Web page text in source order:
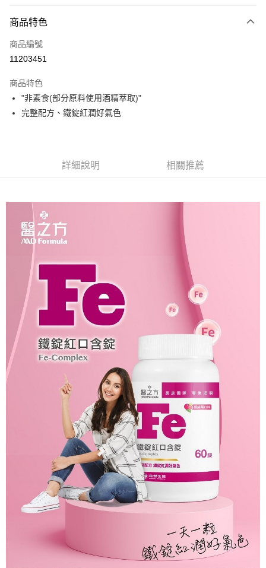
信用卡一次付款
信用卡分期付款
合作金庫商業銀行
華南商業銀行
上海商業儲蓄銀行
聯邦商業銀行
遠東國際商業銀行
台新國際商業銀行
中國信託商業銀行
台灣樂天信用卡公司
超商取貨付款
LINE Pay
Google Pay
大哥付你分期
相關說明
【大哥付你分期使用說明】
1.本服務由台灣大哥大提供，台灣大哥大用戶可立即使用無須另外申請。
2.付款方式選擇「大哥付你分期」，訂單成立後會自動跳轉到大哥付的交易
流程，驗證手機門號後，選擇欲分期的期數、繳款截止日，確認付款後即完
成交易。
3.實際核准額度、可分期數及費用金額請依後續交易確認頁面所載為準。
4.訂單成立30分鐘內，如未前往確認交易或遇審核未通過，訂單將自動取
消。如遇「轉專審核」未通過狀況，表示未達大哥付你分期系統評分，恕無
法說明評估內容。
【繳款方式說明】
1.分期款項不併入電信帳單，「大哥付你分期」於每月結算日後寄送繳費提
2.透過簡訊連結打開帳單後，可選擇「超商條碼／台灣大直營門市／銀行轉
帳／街口支付／iPASS MONEY」等通路繳費。
1.本服務係由「台灣大哥大股份有限公司」（以下簡稱本公司）所提供，讓
用戶於交易時，得透過本服務購買商品或服務，並由商店將買賣／分期付款
買賣價金債權讓與本公司後，依約使用本公司帳單繳交帳款。
2.基於同意付款使用「大哥付你分期」之契約關係目的，商店將以您的個人
資料（包含姓名、電話或地址）提供予台灣大哥大進項蒐集、處理及利用，
由本公司與您本人進行分期帳單所需資料之確認、核對及更正。
3.完整用戶服務條款，請詳閱以下連結：
https://oppay.tw/userRule
AFTEE先享後付
相關說明
【關於「AFTEE先享後付」】
AFTEE先享後付是「在收到商品之後才付款」的支付方式。 讓您購物簡單
便利好安心！
１．簡單：不需註冊會員、不需綁卡、不需儲值。
２．便利：只要手機號碼，簡訊認證，即可結帳。
３．安心：先確認商品／服務後，再付款。
【「AFTEE先享後付」結帳流程】
１．於結帳方式選擇「AFTEE先享後付」後，將跳轉至「AFTEE先享後付」
結帳頁面，進行簡訊認證並確認金額後，即可完成結帳。
２．訂單成立數日內，您將收到繳費通知簡訊。
３．收到繳費通知簡訊後14天內，點擊此簡訊中的連結，可透過四大超商／
ATM／網路銀行／等多元方式進行付款，方視為交易完成。
※ 請注意：結帳手續完成當下不需立刻繳費，但若您需要取消訂單，請聯絡
購買商品的店家。未經商家同意取消之訂單仍視為有效，需透過AFTEE先享
後付繳納相關費用。
※ 交易是否成功請以「AFTEE先享後付 」之結帳頁面顯示為準，若有關於
是否繳費成功／繳費後需取消欲退款等相關疑問，請聯繫「AFTEE先享後付
客戶支援中心」https://netprotections.freshdesk.com/support/home
【注意事項】
１．透過由恩沛科技股份有限公司提供之「AFTEE先享後付」服務完成之交
易，需依本服務之必要範圍內提供個人資料，並將交易相關給付款項請求債
２．關於個人資料處理事宜，請瀏覽以下網址：
https://aftee.tw/terms/#terms3
Hami Point
相關說明
「Hami Point」為中華電信所提供之點數服務，可於會員專區綁定中華電信
會員帳號後，即可在購物車使用 Hami Point 折抵消費金額 (1點等於1元)。
ATM付款
貨到付款
每筆NT$90，滿NT$1,000(含以上)免運費
付款後全家取貨
每筆NT$90，滿NT$1,000(含以上)免運費
萊爾富取貨付款
每筆NT$90，滿NT$1,000(含以上)免運費
商品特色
商品編號
11203451
商品特色
"非素食(部分原料使用酒精萃取)"
完整配方、鐵錠紅潤好氣色
詳細說明 相關推薦